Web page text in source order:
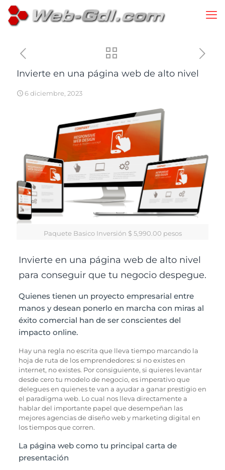
Invierte en una página web de alto nivel
6 diciembre, 2023
Paquete Basico Inversión $ 5,990.00 pesos
Invierte en una página web de alto nivel
para conseguir que tu negocio despegue.
Quienes tienen un proyecto empresarial entre
manos y desean ponerlo en marcha con miras al
éxito comercial han de ser conscientes del
impacto online.
Hay una regla no escrita que lleva tiempo marcando la
hoja de ruta de los emprendedores: si no existes en
internet, no existes. Por consiguiente, si quieres levantar
desde cero tu modelo de negocio, es imperativo que
delegues en quienes te van a ayudar a ganar prestigio en
el paradigma web. Lo cual nos lleva directamente a
hablar del importante papel que desempeñan las
mejores agencias de diseño web y marketing digital en
los tiempos que corren.
La página web como tu principal carta de
presentación